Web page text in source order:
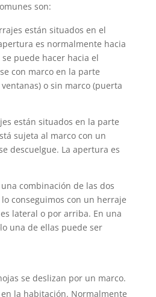
son:
están situados en el
es normalmente hacia
puede hacer hacia el
con marco en la parte
o sin marco (puerta
están situados en la parte
sujeta al marco con un
descuelgue. La apertura es
una combinación de las dos
conseguimos con un herraje
lateral o por arriba. En una
una de ellas puede ser
se deslizan por un marco.
la habitación. Normalmente